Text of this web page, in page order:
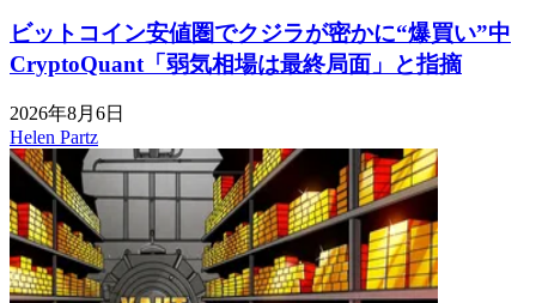
ビットコイン安値圏でクジラが密かに“爆買い”中
CryptoQuant「弱気相場は最終局面」と指摘
2026年8月6日
Helen Partz